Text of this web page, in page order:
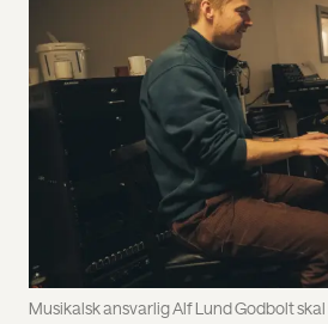
Musikalsk ansvarlig Alf Lund Godbolt